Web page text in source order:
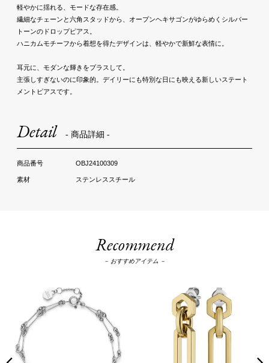
軽やかに揺れる、モードな存在感。
繊細なチェーンと六角スタッドから、オープンヘキサゴンがゆらめくシルバー
トーンのドロップピアス。
ハニカムモチーフから着想を得たデザインは、軽やかで新鮮な表情に。
耳元に、モダンな輝きをプラスして。
主張しすぎないのに印象的。デイリーにも特別な日にも映える新しいステート
メントピアスです。
Detail - 商品詳細 -
OBJ24100309
ステンレススチール
Recommend
－ おすすめアイテム －